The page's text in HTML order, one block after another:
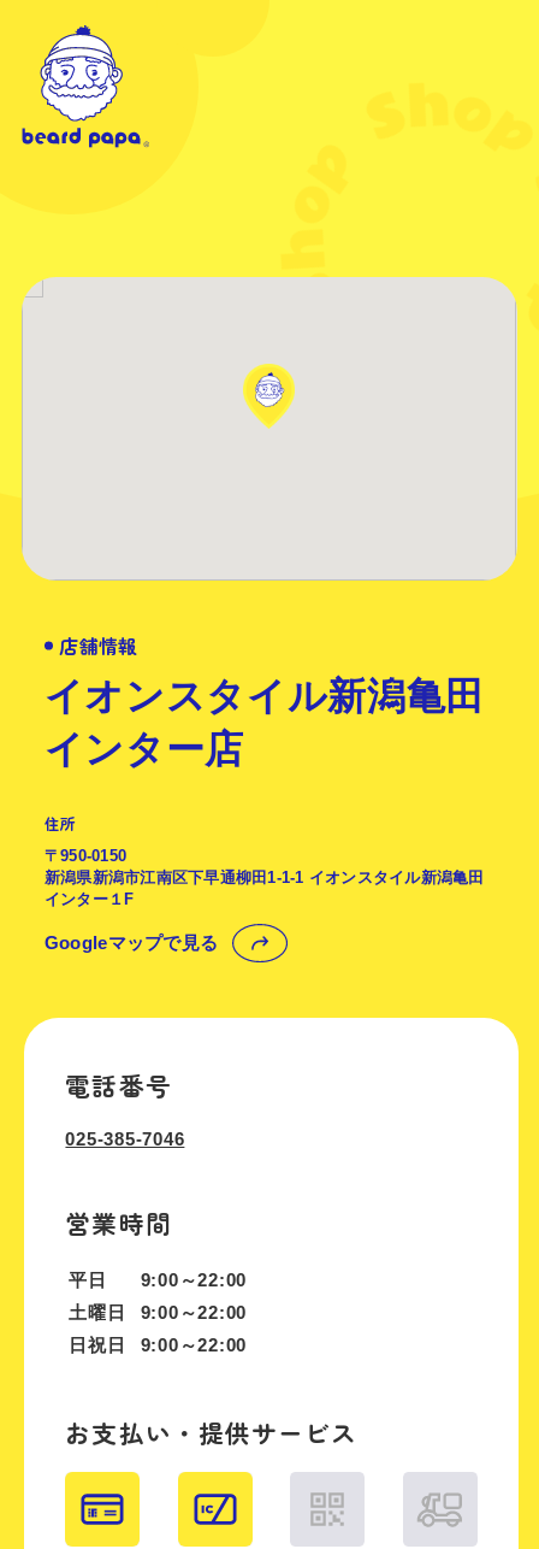
店舗情報
イオンスタイル新潟亀田
インター店
住所
〒950-0150
新潟県新潟市江南区下早通柳田1-1-1 イオンスタイル新潟亀田
インター１F
Googleマップで見る
電話番号
025-385-7046
営業時間
平日
9:00～22:00
土曜日
9:00～22:00
日祝日
9:00～22:00
お支払い・提供サービス